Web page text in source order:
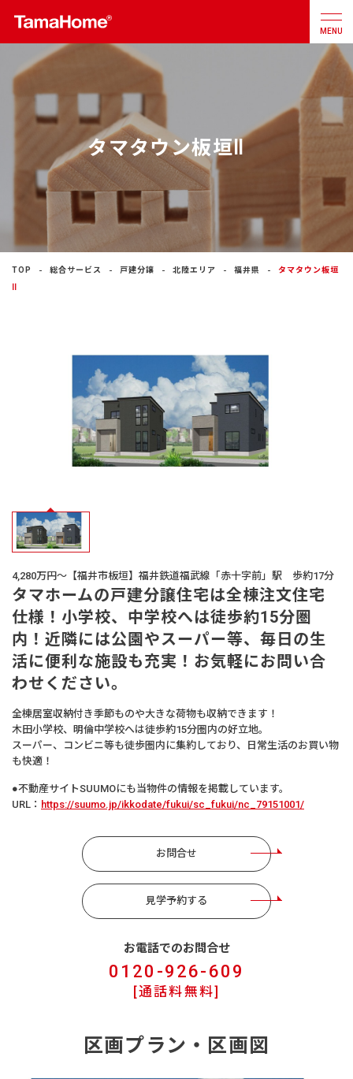
お問合せ
注文住宅
戸建分譲 住宅
リフォーム
オーナー様の声
生活サービス・その他
IR情報
MENU
タマタウン板垣Ⅱ
TOP 総合サービス 戸建分譲 北陸エリア 福井県
タマタウン板垣
4,280万円～【福井市板垣】福井鉄道福武線「赤十字前」駅 歩約17分
タマホームの戸建分譲住宅は全棟注文住宅
仕様！小学校、中学校へは徒歩約15分圏
内！近隣には公園やスーパー等、毎日の生
活に便利な施設も充実！お気軽にお問い合
わせください。
全棟居室収納付き季節ものや大きな荷物も収納できます！
木田小学校、明倫中学校へは徒歩約15分圏内の好立地。
スーパー、コンビニ等も徒歩圏内に集約しており、日常生活のお買い物
も快適！
●不動産サイトSUUMOにも当物件の情報を掲載しています。
URL： https://suumo.jp/ikkodate/fukui/sc_fukui/nc_79151001/
お問合せ
見学予約する
お電話でのお問合せ
0120-926-609
[通話料無料]
区画プラン・区画図